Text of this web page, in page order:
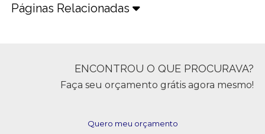
Páginas Relacionadas
ENCONTROU O QUE PROCURAVA?
Faça seu orçamento grátis agora mesmo!
Quero meu orçamento